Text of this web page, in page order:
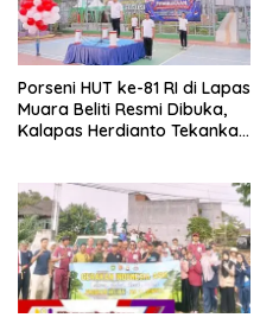
Porseni HUT ke-81 RI di Lapas
Muara Beliti Resmi Dibuka,
Kalapas Herdianto Tekankan